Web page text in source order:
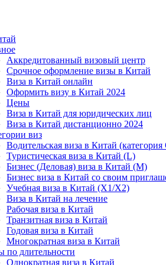
Аккредитованный визовый центр
Срочное оформление визы в Китай
Виза в Китай онлайн
Оформить визу в Китай 2024
Цены
Виза в Китай для юридических лиц
Виза в Китай дистанционно 2024
виз
Водительская виза в Китай
Туристическая виза в Китай (L)
Бизнес (Деловая) виза в Китай (M)
Бизнес виза в Китай со своим
Учебная виза в Китай (X1/X2)
Виза в Китай на лечение
Рабочая виза в Китай
Транзитная виза в Китай
Годовая виза в Китай
Многократная виза в Китай
по длительности
Однократная виза в Китай